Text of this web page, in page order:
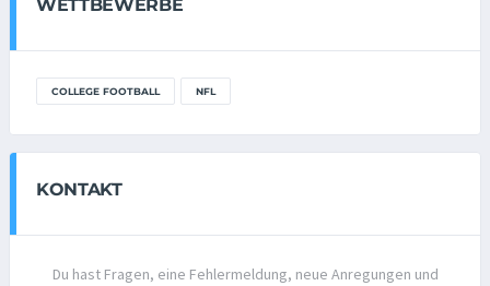
WETTBEWERBE
COLLEGE FOOTBALL NFL
KONTAKT
Du hast Fragen, eine Fehlermeldung, neue Anregungen und